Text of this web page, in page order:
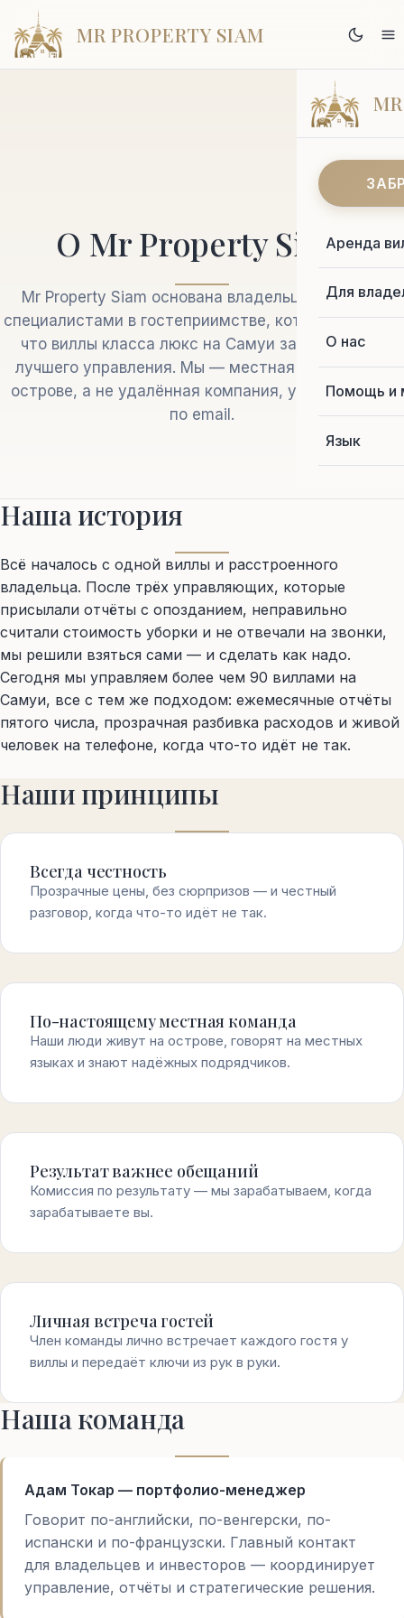
MR PROPERTY SIAM
Аренда
Для
О нас
Помощь и
Язык
О Mr Property Siam
Mr Property Siam основана владельцами вилл и
специалистами в гостеприимстве, которые верили,
что виллы класса люкс на Самуи заслуживают
лучшего управления. Мы — местная команда на
острове, а не удалённая компания, управляющая
по email.
Наша история
Всё началось с одной виллы и расстроенного
владельца. После трёх управляющих, которые
присылали отчёты с опозданием, неправильно
считали стоимость уборки и не отвечали на звонки,
мы решили взяться сами — и сделать как надо.
Сегодня мы управляем более чем 90 виллами на
Самуи, все с тем же подходом: ежемесячные отчёты
пятого числа, прозрачная разбивка расходов и живой
человек на телефоне, когда что-то идёт не так.
Наши принципы
Всегда честность
Прозрачные цены, без сюрпризов — и честный
разговор, когда что-то идёт не так.
По-настоящему местная команда
Наши люди живут на острове, говорят на местных
языках и знают надёжных подрядчиков.
Результат важнее обещаний
Комиссия по результату — мы зарабатываем, когда
зарабатываете вы.
Личная встреча гостей
Член команды лично встречает каждого гостя у
виллы и передаёт ключи из рук в руки.
Наша команда
Адам Токар — портфолио-менеджер
Говорит по-английски, по-венгерски, по-
испански и по-французски. Главный контакт
для владельцев и инвесторов — координирует
управление, отчёты и стратегические решения.